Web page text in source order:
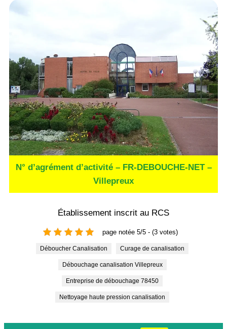
N° d’agrément d’activité – FR-DEBOUCHE-NET –
Villepreux
Établissement inscrit au RCS
page notée 5/5 - (3 votes)
Déboucher Canalisation Curage de canalisation
Débouchage canalisation Villepreux
Entreprise de débouchage 78450
Nettoyage haute pression canalisation